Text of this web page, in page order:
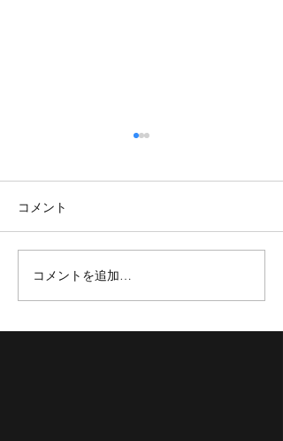
【TOKYOBB】新加入選手紹
介✨
コメント
コメントを追加…